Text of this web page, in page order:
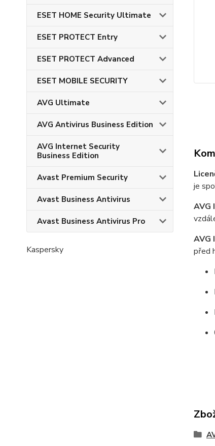
ESET HOME Security Ultimate
ESET PROTECT Entry
ESET PROTECT Advanced
ESET MOBILE SECURITY
AVG Ultimate
AVG Antivirus Business Edition
AVG Internet Security
Business Edition
Avast Premium Security
Avast Business Antivirus
Avast Business Antivirus Pro
Kaspersky
je
AVG
AVG
před